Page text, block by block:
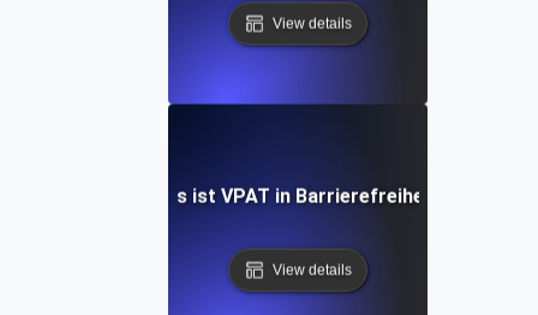
View details
Was ist VPAT in Barrierefreiheit?
View details